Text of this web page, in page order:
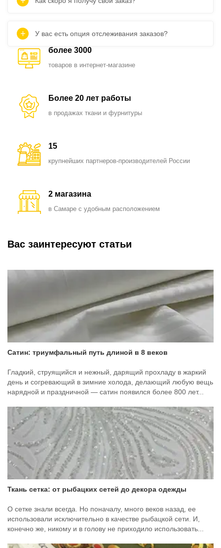
У вас есть опция отслеживания заказов?
более 3000
товаров в интернет-магазине
Более 20 лет работы
в продажах ткани и фурнитуры
15
крупнейших партнеров-производителей России
2 магазина
в Самаре с удобным расположением
Вас заинтересуют статьи
Сатин: триумфальный путь длиной в 8 веков
Гладкий, струящийся и нежный, дарящий прохладу в жаркий
день и согревающий в зимние холода, делающий любую вещь
нарядной и праздничной — сатин появился более 800 лет...
Ткань сетка: от рыбацких сетей до декора одежды
О сетке знали всегда. Но поначалу, много веков назад, ее
использовали исключительно в качестве рыбацкой сети. И,
конечно же, никому и в голову не приходило использовать...